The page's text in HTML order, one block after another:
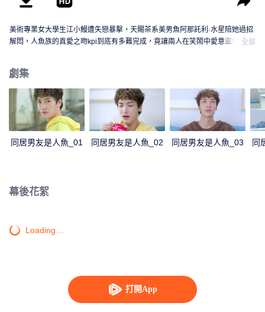
打開App
美術專業女大學生江小鰻遭失戀暴擊，天賜茶系美男魚阿那託利·水星陪她過招
解悶，人魚族的真愛之吻kpi到底有多難完成，竟讓兩人在笑鬧中愛意滋生，溫
全部
劇集
同居男友是人魚_01 同居男友是人魚_02 同居男友是人魚_03 同
幕後花絮
Loading…